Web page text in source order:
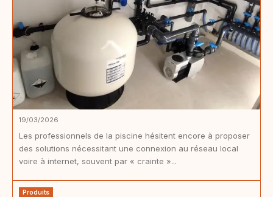
19/03/2026
Les professionnels de la piscine hésitent encore à proposer
des solutions nécessitant une connexion au réseau local
voire à internet, souvent par « crainte »...
Produits